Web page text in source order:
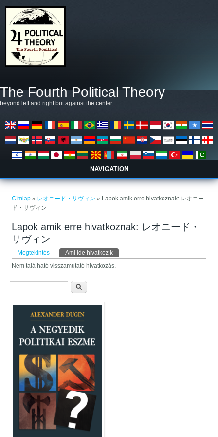
The Fourth Political Theory
beyond left and right but against the center
NAVIGATION
Címlap » レオニード・サヴィン» Lapok amik erre hivatkoznak: レオニー
ド・サヴィン
Lapok amik erre hivatkoznak: レオニード・
サヴィン
Elsődleges fülek
Megtekintés Ami ide hivatkozik
Nem található visszamutató hivatkozás.
Keresés űrlap